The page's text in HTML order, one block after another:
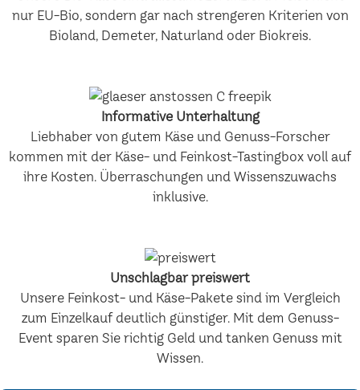
nur EU-Bio, sondern gar nach strengeren Kriterien von
Bioland, Demeter, Naturland oder Biokreis.
Informative Unterhaltung
Liebhaber von gutem Käse und Genuss-Forscher
kommen mit der Käse- und Feinkost-Tastingbox voll auf
ihre Kosten. Überraschungen und Wissenszuwachs
inklusive.
Unschlagbar preiswert
Unsere Feinkost- und Käse-Pakete sind im Vergleich
zum Einzelkauf deutlich günstiger. Mit dem Genuss-
Event sparen Sie richtig Geld und tanken Genuss mit
Wissen.